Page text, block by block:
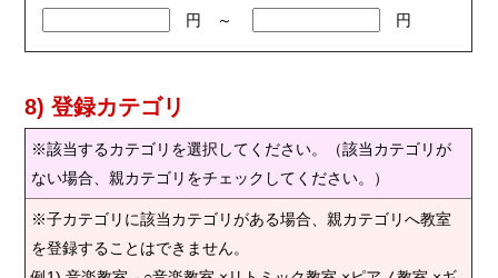
円 ～ 円
8) 登録カテゴリ
※該当するカテゴリを選択してください。（該当カテゴリが
ない場合、親カテゴリをチェックしてください。）
※子カテゴリに該当カテゴリがある場合、親カテゴリへ教室
を登録することはできません。